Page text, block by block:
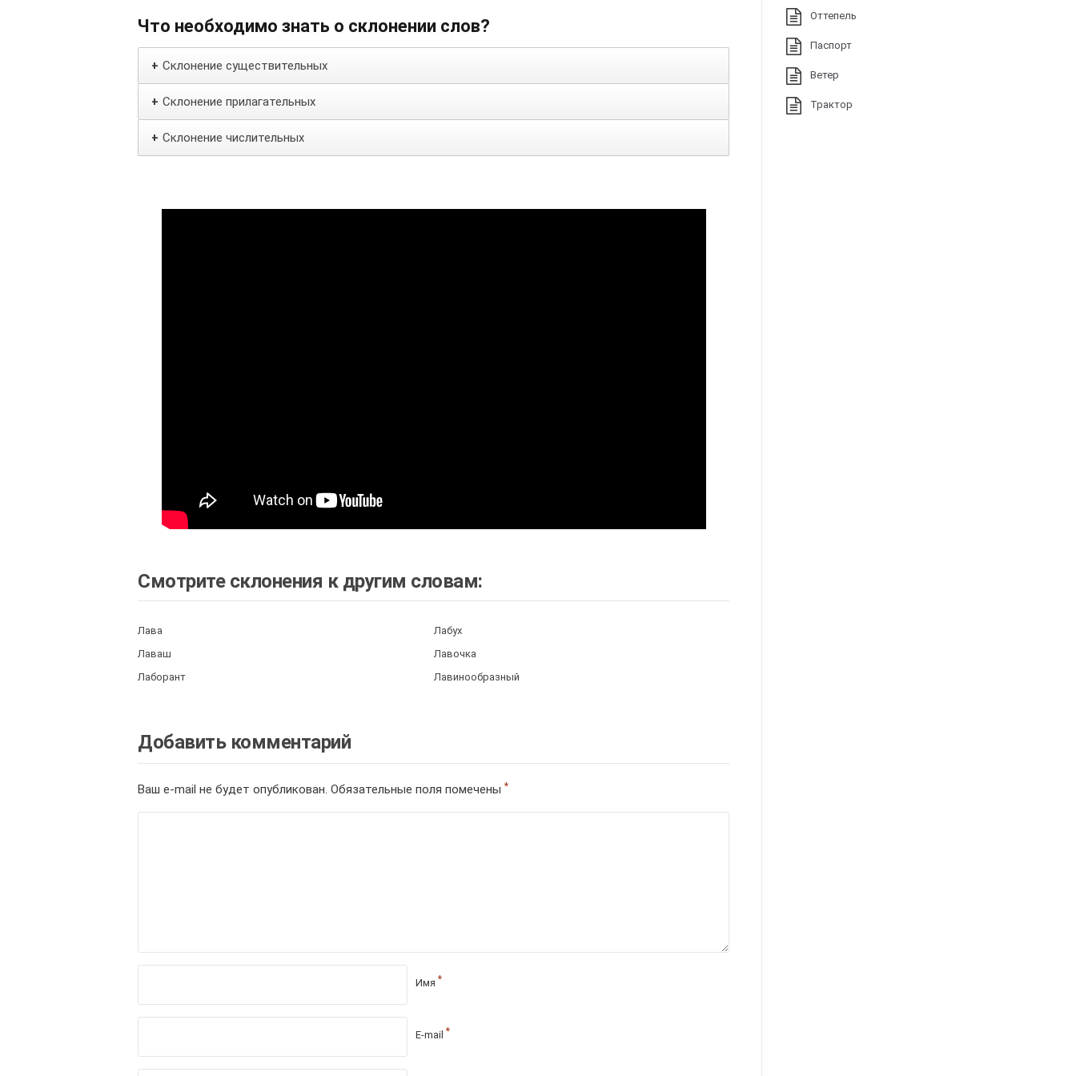
Что необходимо знать о склонении слов?
+ Склонение существительных
+ Склонение прилагательных
+ Склонение числительных
Смотрите склонения к другим словам:
Лава
Лабух
Лаваш
Лавочка
Лаборант
Лавинообразный
Добавить комментарий
Ваш e-mail не будет опубликован. Обязательные поля помечены *
Имя *
E-mail *
Оттепель
Паспорт
Ветер
Трактор